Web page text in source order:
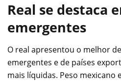
Real se destaca
emergentes
O real apresentou o melhor
emergentes e de países
mais líquidas. Peso mexicano